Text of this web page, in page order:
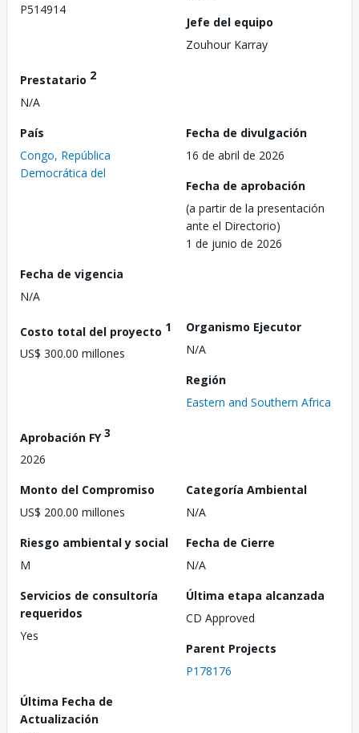
P514914
Jefe del equipo
Zouhour Karray
Prestatario 2
N/A
País
Congo, República
Democrática del
Fecha de divulgación
16 de abril de 2026
Fecha de aprobación
(a partir de la presentación
ante el Directorio)
1 de junio de 2026
Fecha de vigencia
N/A
Costo total del proyecto 1
US$ 300.00 millones
Organismo Ejecutor
N/A
Región
Eastern and Southern Africa
Aprobación FY3
2026
Monto del Compromiso
US$ 200.00 millones
Categoría Ambiental
N/A
Riesgo ambiental y social
M
Fecha de Cierre
N/A
Servicios de consultoría
requeridos
Yes
Última etapa alcanzada
CD Approved
Parent Projects
P178176
Última Fecha de
Actualización